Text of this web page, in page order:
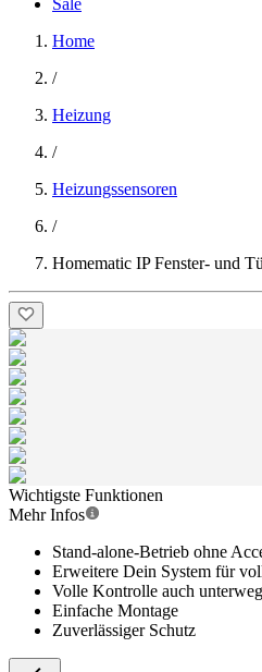
Sale
Home
/
Heizung
/
Heizungssensoren
/
Homematic IP Fenster- und
Wichtigste Funktionen
Mehr Infos
Stand-alone-Betrieb ohne
Erweitere Dein System für
Volle Kontrolle auch
Einfache Montage
Zuverlässiger Schutz